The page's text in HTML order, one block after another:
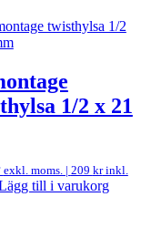
1/2 x 21
exkl. moms. | 209 krinkl.
till i varukorg